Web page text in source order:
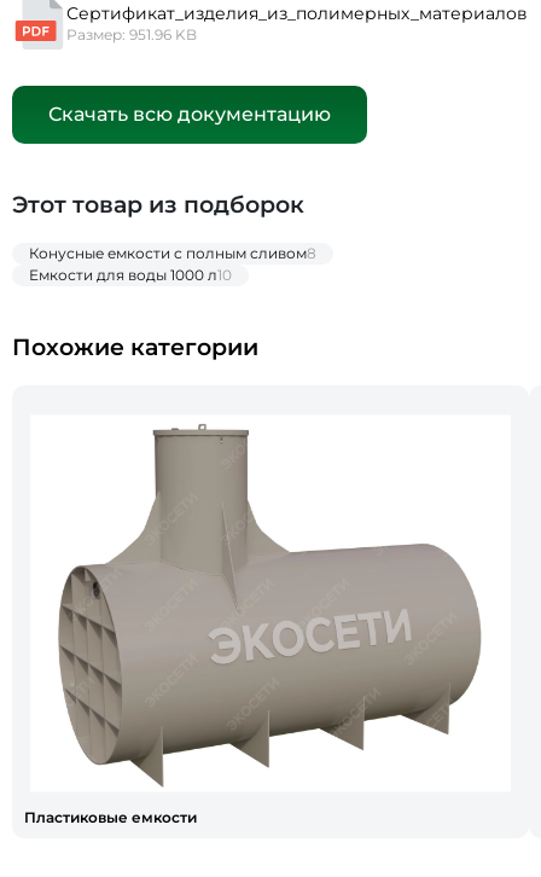
Сертификат_изделия_из_полимерных_материалов
Размер: 951.96 KB
Скачать всю документацию
Этот товар из подборок
Конусные емкости с полным сливом8
Емкости для воды 1000 л10
Похожие категории
Пластиковые емкости